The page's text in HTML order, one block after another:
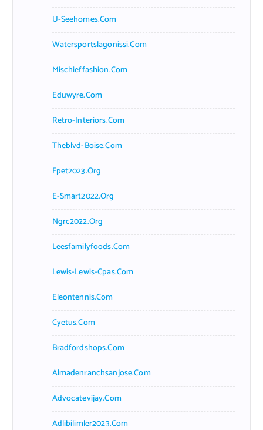
U-Seehomes.com
Watersportslagonissi.com
Mischieffashion.com
Eduwyre.com
Retro-Interiors.com
Theblvd-Boise.com
Fpet2023.org
E-Smart2022.org
Ngrc2022.org
Leesfamilyfoods.com
Lewis-Lewis-Cpas.com
Eleontennis.com
Cyetus.com
Bradfordshops.com
Almadenranchsanjose.com
Advocatevijay.com
Adlibilimler2023.com